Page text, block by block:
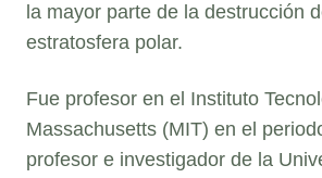
la mayor parte de la destrucción
estratosfera polar.
Fue profesor en el Instituto
Massachusetts (MIT) en el
profesor e investigador de la